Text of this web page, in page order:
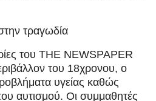
τραγωδία
του THE NEWSPAPER
του 18χρονου, ο
υγείας καθώς
αυτισμού. Οι συμμαθητές